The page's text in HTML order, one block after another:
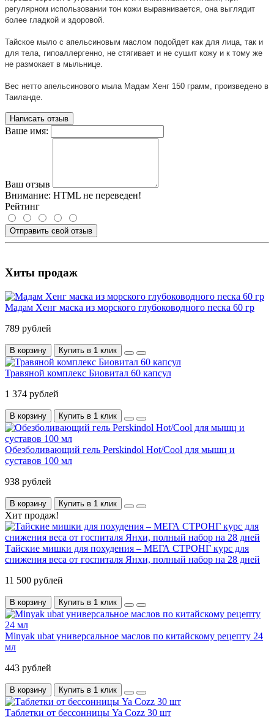
регулярном использовании тон кожи выравнивается, она выглядит
более гладкой и здоровой.
Тайское мыло с апельсиновым маслом подойдет как для лица, так и
для тела, гипоаллергенно, не стягивает и не сушит кожу и к тому же
не размокает в мыльнице.
Вес нетто апельсинового мыла Мадам Хенг 150 грамм, произведено в
Таиланде.
Написать отзыв
Ваше имя:
Ваш отзыв
Внимание: HTML не переведен!
Рейтинг
Отправить свой отзыв
Хиты продаж
Мадам Хенг маска из морского глубоководного песка 60 гр
789 рублей
В корзину Купить в 1 клик
Травяной комплекс Биовитал 60 капсул
1 374 рублей
В корзину Купить в 1 клик
Обезболивающий гель Perskindol Hot/Cool для мышц и
суставов 100 мл
938 рублей
В корзину Купить в 1 клик
Хит продаж!
Тайские мишки для похудения – МЕГА СТРОНГ курс для
снижения веса от госпиталя Янхи, полный набор на 28 дней
11 500 рублей
В корзину Купить в 1 клик
Minyak ubat универсальное маслов по китайскому рецепту 24
мл
443 рублей
В корзину Купить в 1 клик
Таблетки от бессонницы Ya Cozz 30 шт